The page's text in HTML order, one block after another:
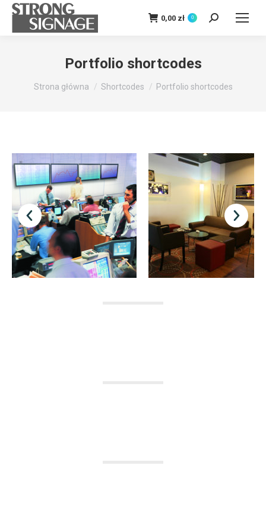
0,00 zł 0 Szukaj:
Portfolio shortcodes
Jesteś tutaj:
Strona główna Shortcodes Portfolio shortcodes